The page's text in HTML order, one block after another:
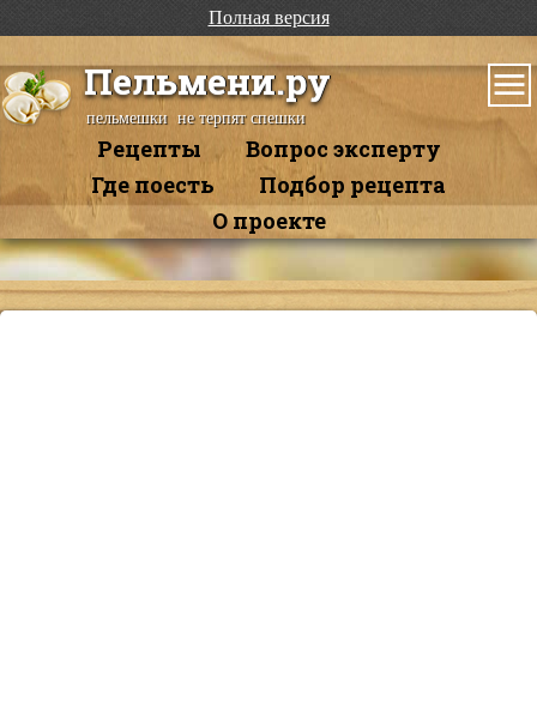
Полная версия
Пельмени.ру
пельмешки не терпят спешки
Рецепты
Вопрос эксперту
Где поесть
Подбор рецепта
О проекте